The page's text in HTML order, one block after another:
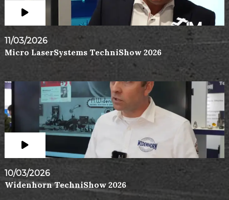
11/03/2026
Micro LaserSystems TechniShow 2026
10/03/2026
Widenhorn TechniShow 2026